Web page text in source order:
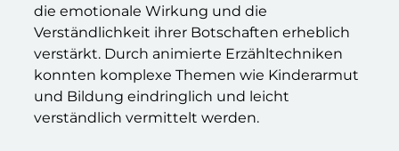
die emotionale Wirkung und die
Verständlichkeit ihrer Botschaften erheblich
verstärkt. Durch animierte Erzähltechniken
konnten komplexe Themen wie Kinderarmut
und Bildung eindringlich und leicht
verständlich vermittelt werden.